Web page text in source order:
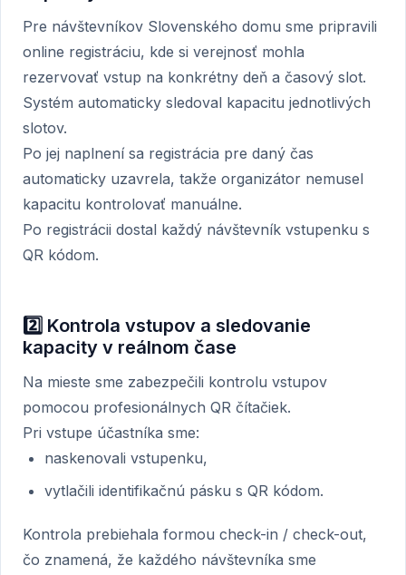
Pre návštevníkov Slovenského domu sme pripravili
online registráciu, kde si verejnosť mohla
rezervovať vstup na konkrétny deň a časový slot.
Systém automaticky sledoval kapacitu jednotlivých
slotov.
Po jej naplnení sa registrácia pre daný čas
automaticky uzavrela, takže organizátor nemusel
kapacitu kontrolovať manuálne.
Po registrácii dostal každý návštevník vstupenku s
QR kódom.
2️⃣ Kontrola vstupov a sledovanie
kapacity v reálnom čase
Na mieste sme zabezpečili kontrolu vstupov
pomocou profesionálnych QR čítačiek.
Pri vstupe účastníka sme:
naskenovali vstupenku,
vytlačili identifikačnú pásku s QR kódom.
Kontrola prebiehala formou check-in / check-out,
čo znamená, že každého návštevníka sme